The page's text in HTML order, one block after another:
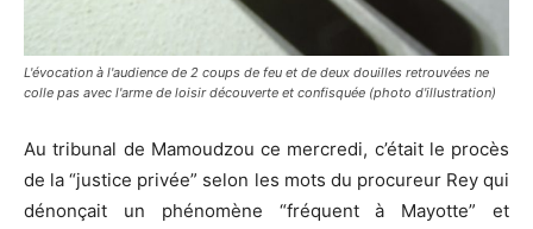
L'évocation à l'audience de 2 coups de feu et de deux douilles retrouvées ne
colle pas avec l'arme de loisir découverte et confisquée (photo d'illustration)
Au tribunal de Mamoudzou ce mercredi, c’était le procès
de la “justice privée” selon les mots du procureur Rey qui
dénonçait un phénomène “fréquent à Mayotte” et